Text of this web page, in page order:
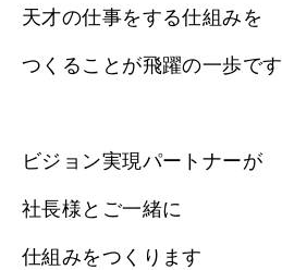
天才の仕事をする仕組みを
つくることが飛躍の一歩です
ビジョン実現パートナーが
社長様とご一緒に
仕組みをつくります